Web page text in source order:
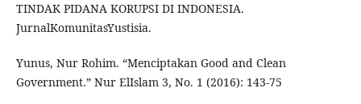
TINDAK PIDANA KORUPSI DI INDONESIA.
JurnalKomunitasYustisia.
Yunus, Nur Rohim. “Menciptakan Good and Clean
Government.” Nur ElIslam 3, No. 1 (2016): 143-75